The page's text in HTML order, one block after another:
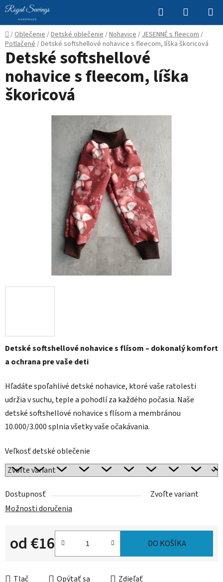
Prejsť
na
obsah
Hľadať
KOŠÍK
Domov
/Oblečenie/Detské oblečenie/Nohavice/JESENNÉ s fleecom/
Potlačené/Detské softshellové nohavice s fleecom, líška škoricová
Detské softshellové nohavice s flísom – dokonalý komfort
a ochrana pre vaše deti
Hľadáte spoľahlivé detské nohavice, ktoré vaše ratolesti
udržia v suchu, teple a pohodlí za každého počasia. Naše
detské softshellové nohavice s flísom a membránou
10.000/3.000 splnia všetky vaše očakávania.
Veľkosť detské oblečenie
Dostupnosť
Zvoľte variant
Možnosti doručenia
od€16
Jednotková cena:
DO KOŠÍKA
Tlač Opýtať sa Zdieľať
Detské softshellové
nohavice s fleecom, líška
škoricová